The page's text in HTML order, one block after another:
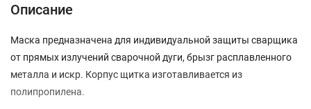
Описание
Маска предназначена для индивидуальной защиты сварщика
от прямых излучений сварочной дуги, брызг расплавленного
металла и искр. Корпус щитка изготавливается из
полипропилена.